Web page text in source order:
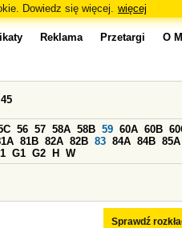
Dowiedz się więcej. więcej
Reklama Przetargi O
Sprawdź
45
56 57 58A 58B 59 60A 60B
81B 82A 82B 83 84A 84B 85A
G1 G2 H W